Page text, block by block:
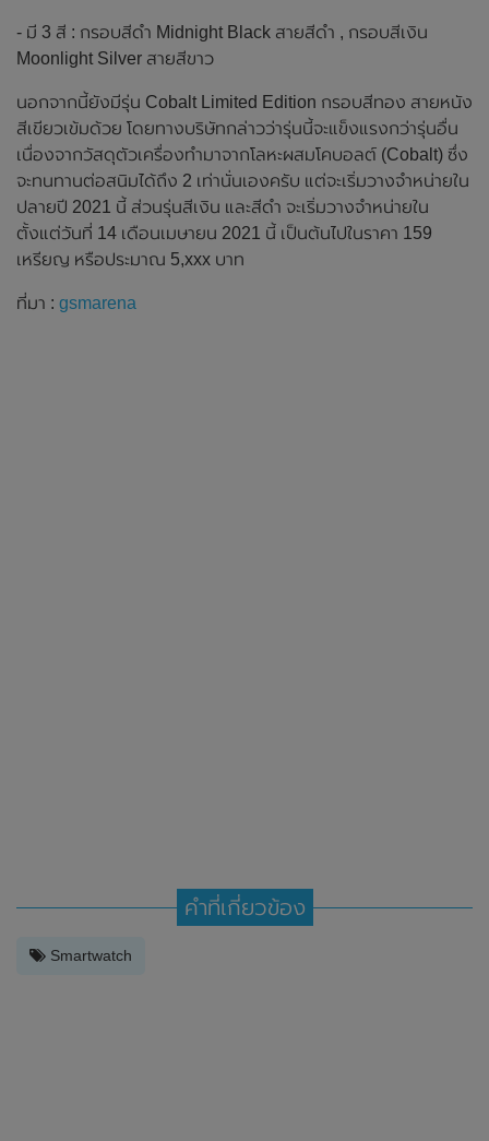
- มี 3 สี : กรอบสีดำ Midnight Black สายสีดำ , กรอบสีเงิน
Moonlight Silver สายสีขาว
นอกจากนี้ยังมีรุ่น Cobalt Limited Edition กรอบสีทอง สายหนัง
สีเขียวเข้มด้วย โดยทางบริษัทกล่าวว่ารุ่นนี้จะแข็งแรงกว่ารุ่นอื่น
เนื่องจากวัสดุตัวเครื่องทำมาจากโลหะผสมโคบอลต์ (Cobalt) ซึ่ง
จะทนทานต่อสนิมได้ถึง 2 เท่านั่นเองครับ แต่จะเริ่มวางจำหน่ายใน
ปลายปี 2021 นี้ ส่วนรุ่นสีเงิน และสีดำ จะเริ่มวางจำหน่ายใน
ตั้งแต่วันที่ 14 เดือนเมษายน 2021 นี้ เป็นต้นไปในราคา 159
เหรียญ หรือประมาณ 5,xxx บาท
ที่มา : gsmarena
คำที่เกี่ยวข้อง
Smartwatch